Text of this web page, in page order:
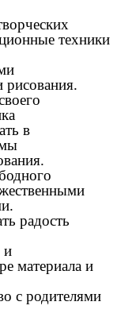
техники
рисования.
в
радость
и
материала и
с родителями